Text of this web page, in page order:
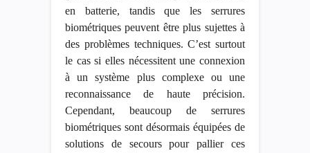
en batterie, tandis que les serrures
biométriques peuvent être plus sujettes à
des problèmes techniques. C’est surtout
le cas si elles nécessitent une connexion
à un système plus complexe ou une
reconnaissance de haute précision.
Cependant, beaucoup de serrures
biométriques sont désormais équipées de
solutions de secours pour pallier ces